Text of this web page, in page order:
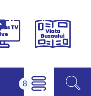
Campus
Viața